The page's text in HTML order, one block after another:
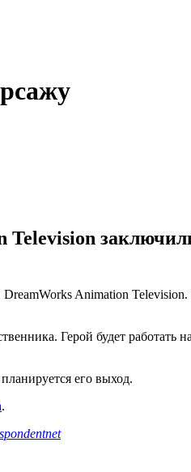
Animation
Герой будет работать
его выход.
.